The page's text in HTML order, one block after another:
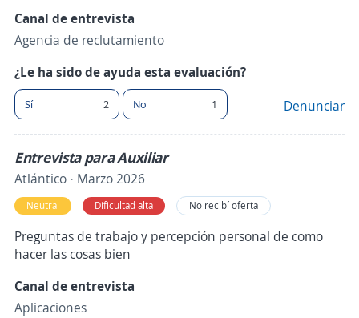
Canal de entrevista
Agencia de reclutamiento
¿Le ha sido de ayuda esta evaluación?
Sí 2 No 1 Denunciar
Entrevista para Auxiliar
Atlántico · Marzo 2026
Neutral Dificultad alta No recibí oferta
Preguntas de trabajo y percepción personal de como
hacer las cosas bien
Canal de entrevista
Aplicaciones